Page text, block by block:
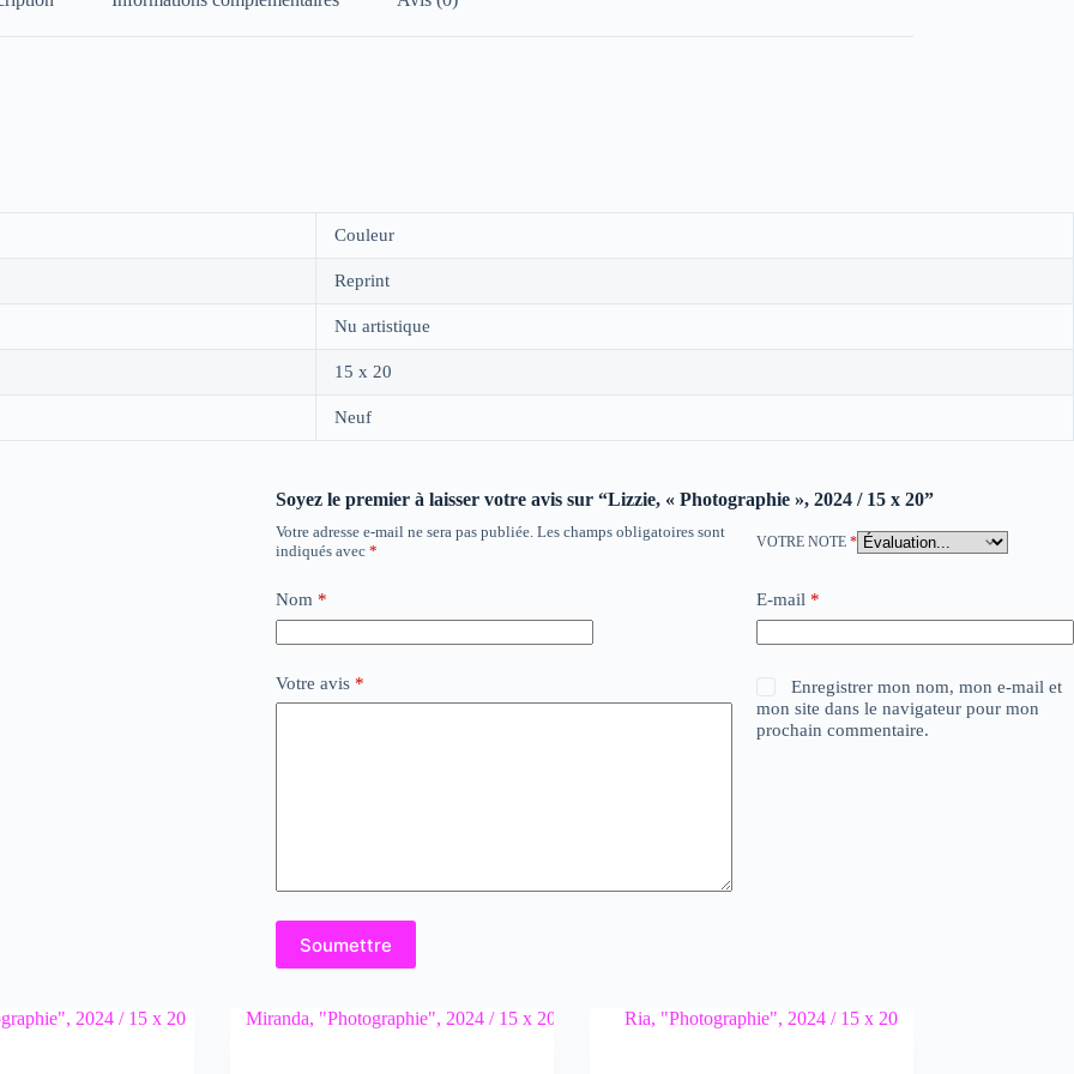
Couleur
Reprint
Nu artistique
15 x 20
Neuf
Soyez le premier à laisser votre avis sur “Lizzie, « Photographie », 2024 / 15 x 20”
Votre adresse e-mail ne sera pas publiée. Les champs obligatoires sont
indiqués avec *
VOTRE NOTE *
Nom * E-mail *
Votre avis *
Enregistrer mon nom, mon e-mail et
mon site dans le navigateur pour mon
prochain commentaire.
Soumettre